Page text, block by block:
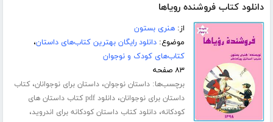
دانلود کتاب فروشنده رویاها
از:هنری بستون
موضوع:دانلود رایگان بهترین کتاب‌های داستان،
کتاب‌های کودک و نوجوان
۸۳ صفحه
برچسب‌ها:داستان نوجوان،داستان برای نوجوانان،کتاب
داستان برای نوجوانان،
دانلود pdf کتاب داستان های
کودکانه،دانلود کتاب داستان کودکانه برای اندروید،